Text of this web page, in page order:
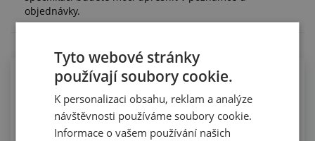
objednávky.
Osazování hydraulických hadic
Tyto webové stránky
používají soubory cookie.
K personalizaci obsahu, reklam a analýze
návštěvnosti používáme soubory cookie.
Informace o vašem používání našich